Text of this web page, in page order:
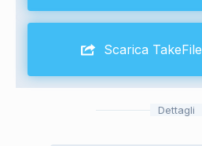
Scarica TakeFile
Dettagli